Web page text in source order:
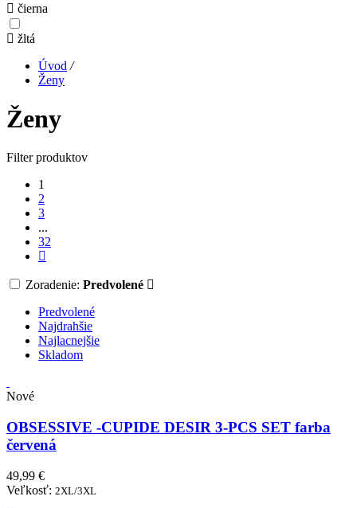
čierna
žltá
Úvod /
Ženy
Ženy
Filter produktov
1
2
3
...
32
Zoradenie: Predvolené
Predvolené
Najdrahšie
Najlacnejšie
Skladom
Nové
OBSESSIVE -CUPIDE DESIR 3-PCS SET farba
červená
49,99 €
Veľkosť: 2XL/3XL